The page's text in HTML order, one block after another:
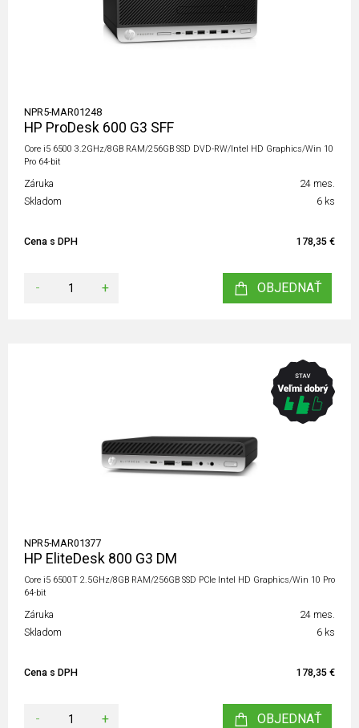
NPR5-MAR01248
HP ProDesk 600 G3 SFF
Core i5 6500 3.2GHz/8GB RAM/256GB SSD DVD-RW/Intel HD Graphics/Win 10
Pro 64-bit
Záruka
24 mes.
Skladom
6 ks
Cena s DPH 178,35 €
- + OBJEDNAŤ
NPR5-MAR01377
HP EliteDesk 800 G3 DM
Core i5 6500T 2.5GHz/8GB RAM/256GB SSD PCIe Intel HD Graphics/Win 10 Pro
64-bit
Záruka
24 mes.
Skladom
6 ks
Cena s DPH 178,35 €
- + OBJEDNAŤ